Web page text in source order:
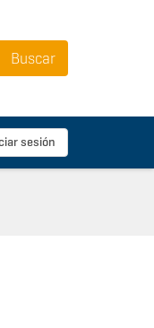
sesión